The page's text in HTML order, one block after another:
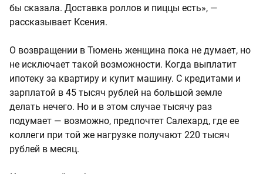
бы сказала. Доставка роллов и пиццы есть», —
рассказывает Ксения.
О возвращении в Тюмень женщина пока не думает, но
не исключает такой возможности. Когда выплатит
ипотеку за квартиру и купит машину. С кредитами и
зарплатой в 45 тысяч рублей на большой земле
делать нечего. Но и в этом случае тысячу раз
подумает — возможно, предпочтет Салехард, где ее
коллеги при той же нагрузке получают 220 тысяч
рублей в месяц.